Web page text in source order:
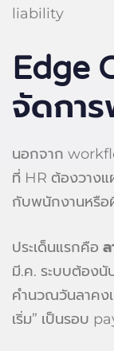
liability
Edge
จัดกา
นอกจาก
ที่ HR ต้องวางแ
กับพนักงานหรือ
ประเด็นแรกคือ ล
มี.ค. ระบบต้องนั
คำนวณวันลาคง
เริ่ม” เป็นรอบ